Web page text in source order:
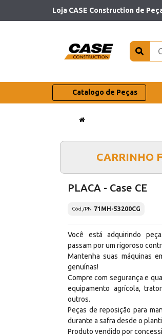
Loja CASE Construction de
Catalogo de Peças
CARRINHO
PLACA - Case CE
Cód./PN 71MH-53200CG
Você está adquirindo
passam por um rigoroso
Mantenha suas máquinas
genuínas!
Compre com segurança e
equipamento agrícola,
outros.
Peças de reposição para
durante a safra desde o
Produto vendido por